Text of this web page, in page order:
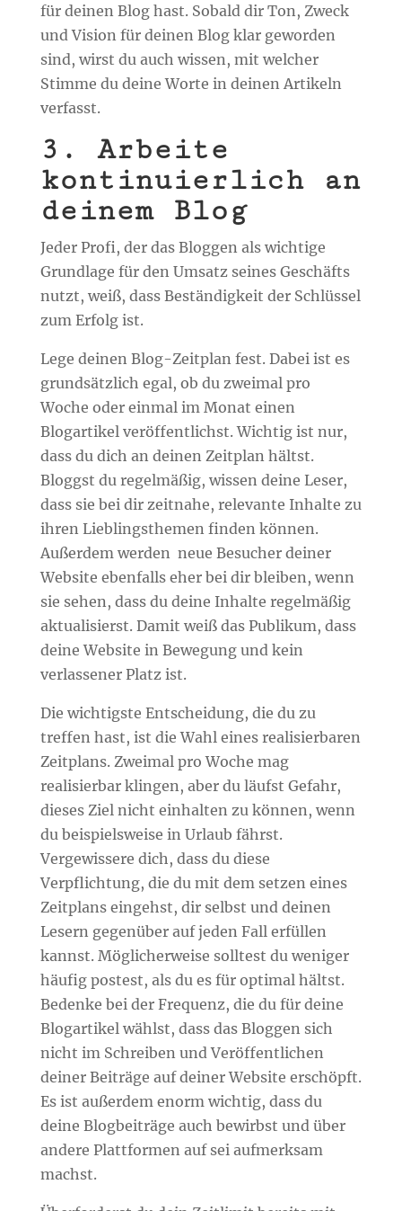
für deinen Blog hast. Sobald dir Ton, Zweck
und Vision für deinen Blog klar geworden
sind, wirst du auch wissen, mit welcher
Stimme du deine Worte in deinen Artikeln
verfasst.
3. Arbeite
kontinuierlich an
deinem Blog
Jeder Profi, der das Bloggen als wichtige
Grundlage für den Umsatz seines Geschäfts
nutzt, weiß, dass Beständigkeit der Schlüssel
zum Erfolg ist.
Lege deinen Blog-Zeitplan fest. Dabei ist es
grundsätzlich egal, ob du zweimal pro
Woche oder einmal im Monat einen
Blogartikel veröffentlichst. Wichtig ist nur,
dass du dich an deinen Zeitplan hältst.
Bloggst du regelmäßig, wissen deine Leser,
dass sie bei dir zeitnahe, relevante Inhalte zu
ihren Lieblingsthemen finden können.
Außerdem werden neue Besucher deiner
Website ebenfalls eher bei dir bleiben, wenn
sie sehen, dass du deine Inhalte regelmäßig
aktualisierst. Damit weiß das Publikum, dass
deine Website in Bewegung und kein
verlassener Platz ist.
Die wichtigste Entscheidung, die du zu
treffen hast, ist die Wahl eines realisierbaren
Zeitplans. Zweimal pro Woche mag
realisierbar klingen, aber du läufst Gefahr,
dieses Ziel nicht einhalten zu können, wenn
du beispielsweise in Urlaub fährst.
Vergewissere dich, dass du diese
Verpflichtung, die du mit dem setzen eines
Zeitplans eingehst, dir selbst und deinen
Lesern gegenüber auf jeden Fall erfüllen
kannst. Möglicherweise solltest du weniger
häufig postest, als du es für optimal hältst.
Bedenke bei der Frequenz, die du für deine
Blogartikel wählst, dass das Bloggen sich
nicht im Schreiben und Veröffentlichen
deiner Beiträge auf deiner Website erschöpft.
Es ist außerdem enorm wichtig, dass du
deine Blogbeiträge auch bewirbst und über
andere Plattformen auf sei aufmerksam
machst.